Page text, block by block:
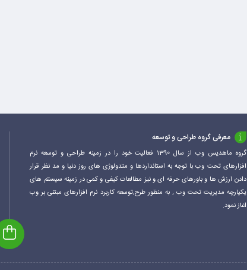
معرفی گروه طراحی و توسعه
گروه ماهدیس وب از سال 1390 فعالیت خود را در زمینه طراحی و توسعه نرم
افزارهای تحت وب با توجه به استانداردها و متدولوژی های روز دنیا و مد نظر قرار
دادن ارزش ها و باورهای حرفه ای و نیز مطالعات کیفی و کمی در زمینه سیستم های
یکپارچه مدیریت تحت وب , به منظور طرح,توسعه کاربرد نرم افزارهای مبتنی بر وب
اغاز نمود.